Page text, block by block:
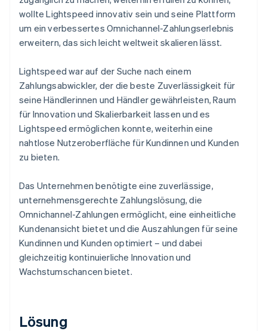
wollte Lightspeed innovativ sein und seine Plattform
um ein verbessertes Omnichannel-Zahlungserlebnis
erweitern, das sich leicht weltweit skalieren lässt.
Lightspeed war auf der Suche nach einem
Zahlungsabwickler, der die beste Zuverlässigkeit für
seine Händlerinnen und Händler gewährleisten, Raum
für Innovation und Skalierbarkeit lassen und es
Lightspeed ermöglichen konnte, weiterhin eine
nahtlose Nutzeroberfläche für Kundinnen und Kunden
zu bieten.
Das Unternehmen benötigte eine zuverlässige,
unternehmensgerechte Zahlungslösung, die
Omnichannel-Zahlungen ermöglicht, eine einheitliche
Kundenansicht bietet und die Auszahlungen für seine
Kundinnen und Kunden optimiert – und dabei
gleichzeitig kontinuierliche Innovation und
Wachstumschancen bietet.
Lösung